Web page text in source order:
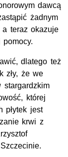
dawcą
żadnym
a teraz okazuje
dlatego też
zły, że we
stargardzkim
której
płytek jest
krwi z